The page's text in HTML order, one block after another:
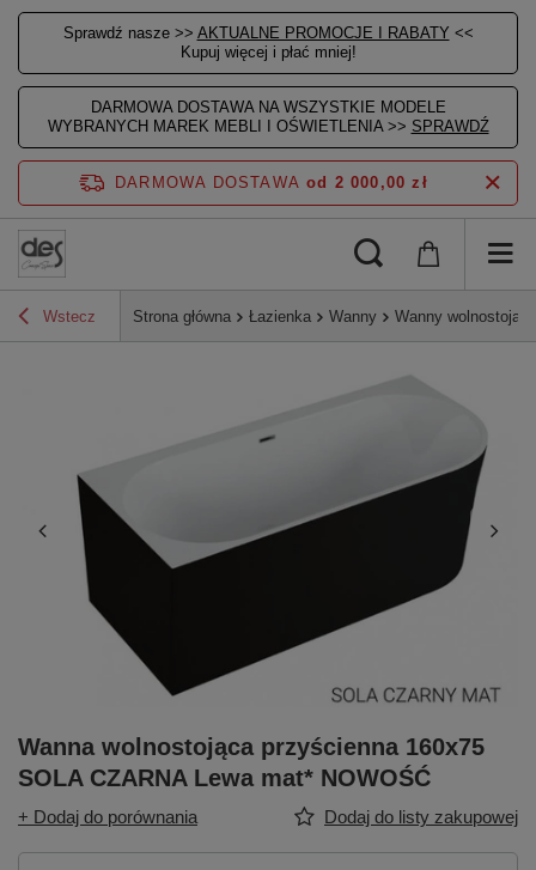
Sprawdź nasze >> AKTUALNE PROMOCJE I RABATY <<
Kupuj więcej i płać mniej!
DARMOWA DOSTAWA NA WSZYSTKIE MODELE
WYBRANYCH MAREK MEBLI I OŚWIETLENIA >> SPRAWDŹ
DARMOWA DOSTAWA od 2 000,00 zł
Wstecz Strona główna Łazienka Wanny Wanny
Wanna wolnostojąca przyścienna 160x75
SOLA CZARNA Lewa mat* NOWOŚĆ
+ Dodaj do porównania Dodaj do listy zakupowej